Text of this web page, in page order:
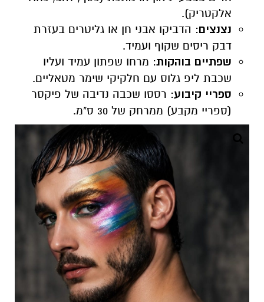
אלקטריק).
נצנצים: הדביקו אבני חן או גליטרים בעזרת
דבק ריסים שקוף ועמיד.
שפתיים בוהקות: מרחו שפתון עמיד ועליו
שכבת ליפ גלוס עם חלקיקי שימר מטאליים.
ספריי קיבוע: רססו שכבה נדיבה של פיקסר
(ספריי מקבע) ממרחק של 30 ס"מ.